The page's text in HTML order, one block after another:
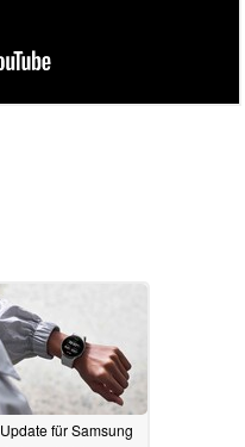
Update für Samsung